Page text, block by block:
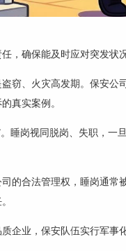
，确保能及时应对突发状
窃、火灾高发期。保安公
真实案例。
。睡岗视同脱岗、失职，一
的合法管理权，睡岗通
企业，保安队伍实行军事